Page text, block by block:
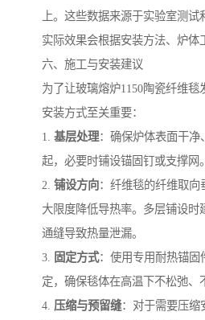
上。这些数据来源于实验室测试
实际效果会根据安装方法、炉体
六、施工与安装建议
为了让玻璃熔炉1150陶瓷纤维
安装方式至关重要：
1. 基层处理：确保炉体表面干净
起，必要时铺设锚固钉或支撑网。
2. 铺设方向：纤维毯的纤维取
大限度降低导热率。多层铺设时
通缝导致热量泄漏。
3.
固定方式：使用专用耐热锚固
定，确保毯体在高温下不松弛、
4. 压缩与预留缝：对于需要压缩